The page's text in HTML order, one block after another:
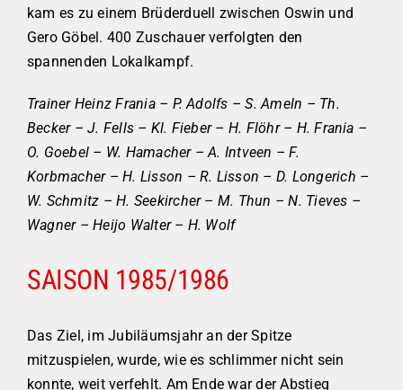
kam es zu einem Brüderduell zwischen Oswin und
Gero Göbel. 400 Zuschauer verfolgten den
spannenden Lokalkampf.
Trainer Heinz Frania – P. Adolfs – S. Ameln – Th.
Becker – J. Fells – Kl. Fieber – H. Flöhr – H. Frania –
O. Goebel – W. Hamacher – A. Intveen – F.
Korbmacher – H. Lisson – R. Lisson – D. Longerich –
W. Schmitz – H. Seekircher – M. Thun – N. Tieves –
Wagner – Heijo Walter – H. Wolf
SAISON 1985/1986
Das Ziel, im Jubiläumsjahr an der Spitze
mitzuspielen, wurde, wie es schlimmer nicht sein
konnte, weit verfehlt. Am Ende war der Abstieg